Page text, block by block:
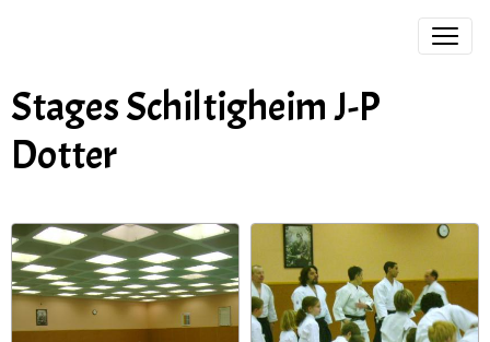
Stages Schiltigheim J-P
Dotter